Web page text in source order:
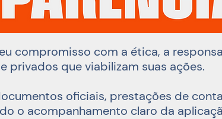
compromisso com a ética, a
privados que viabilizam suas ações.
oficiais, prestações de
o acompanhamento claro da